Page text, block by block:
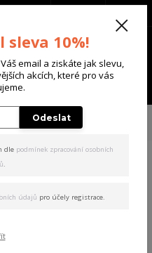
Menu
pánské tričko Clown V02
black 6XL
sleva 10%!
email a ziskáte jak slevu,
akcích, které pro vás
Odeslat
dle podmínek zpracování osobních
.
údajů pro účely registrace.